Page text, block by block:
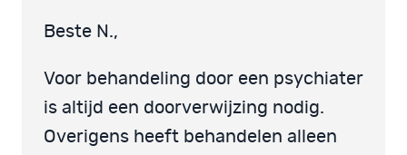
Beste N.,
Voor behandeling door een psychiater
is altijd een doorverwijzing nodig.
Overigens heeft behandelen alleen